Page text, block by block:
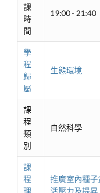
課
時
間
19:00 - 21:40
學
程
歸
屬
生態環境
課
程
類
別
自然科學
課
程
理
推廣室內種
活壓力及提